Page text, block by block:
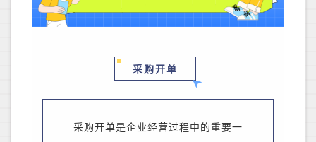
​采购开单
采购开单是企业经营过程中 的重要一